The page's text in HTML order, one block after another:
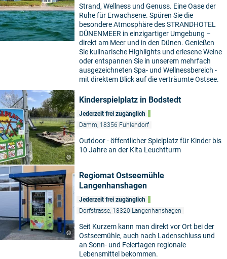
Strand, Wellness und Genuss. Eine Oase der
Ruhe für Erwachsene. Spüren Sie die
besondere Atmosphäre des STRANDHOTEL
DÜNENMEER in einzigartiger Umgebung –
direkt am Meer und in den Dünen. Genießen
Sie kulinarische Highlights und erlesene Weine
oder entspannen Sie in unserem mehrfach
ausgezeichneten Spa- und Wellnessbereich -
mit direktem Blick auf die verträumte Ostsee.
©
Kinderspielplatz in Bodstedt
Jederzeit frei zugänglich
Damm, 18356 Fuhlendorf
Outdoor - öffentlicher Spielplatz für Kinder bis
10 Jahre an der Kita Leuchtturm
©
Regiomat Ostseemühle
Langenhanshagen
Jederzeit frei zugänglich
Dorfstrasse, 18320 Langenhanshagen
Seit Kurzem kann man direkt vor Ort bei der
Ostseemühle, auch nach Ladenschluss und
an Sonn- und Feiertagen regionale
Lebensmittel bekommen.